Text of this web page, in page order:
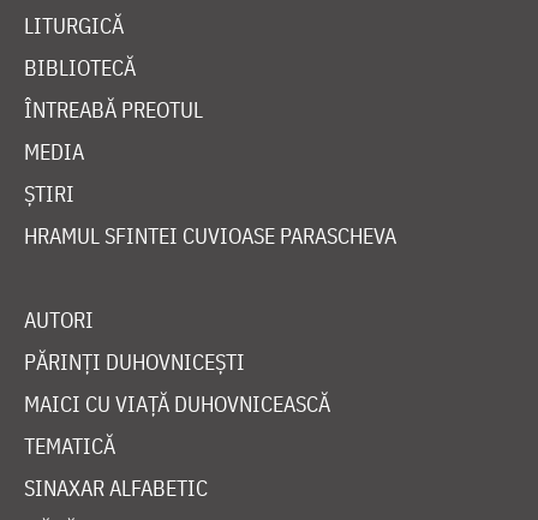
LITURGICĂ
BIBLIOTECĂ
ÎNTREABĂ PREOTUL
MEDIA
ȘTIRI
HRAMUL SFINTEI CUVIOASE PARASCHEVA
AUTORI
PĂRINȚI DUHOVNICEȘTI
MAICI CU VIAȚĂ DUHOVNICEASCĂ
TEMATICĂ
SINAXAR ALFABETIC